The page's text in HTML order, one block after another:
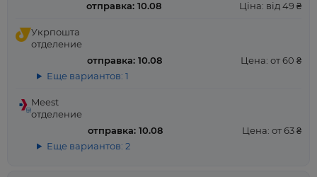
отправка: 10.08
Ціна: від 49 ₴
Укрпошта
отделение
отправка: 10.08
Цена: от 60 ₴
Еще вариантов: 1
Meest
отделение
отправка: 10.08
Цена: от 63 ₴
Еще вариантов: 2